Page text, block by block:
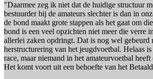
"Daarmee zeg ik niet dat de huidige structuur
bestuurder bij de amateurs slechter is dan in
de bond maakt grote stappen als het gaat om
bond is een veel opzichten niet meer die verre
allerlei zaken opdringt. Dat is nog wel gebeurd
herstructurering van het jeugdvoetbal. Helaas
race, maar niemand in het amateurvoetbal heeft
Het komt voort uit een behoefte van het